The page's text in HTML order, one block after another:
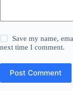
Save my name,
next time I comment.
Post Comment